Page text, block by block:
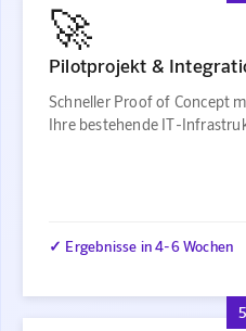
🚀
Pilotprojekt &
Schneller Proof of Concept
Ihre bestehende IT-
✓ Ergebnisse in 4-6 Wochen
5